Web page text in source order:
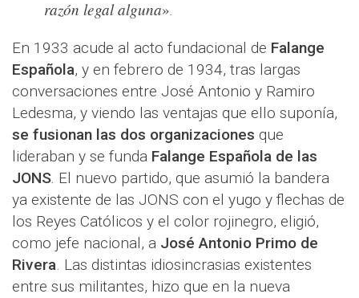
razón legal alguna».
En 1933 acude al acto fundacional de Falange
Española, y en febrero de 1934, tras largas
conversaciones entre José Antonio y Ramiro
Ledesma, y viendo las ventajas que ello suponía,
se fusionan las dos organizaciones que
lideraban y se funda Falange Española de las
JONS. El nuevo partido, que asumió la bandera
ya existente de las JONS con el yugo y flechas de
los Reyes Católicos y el color rojinegro, eligió,
como jefe nacional, a José Antonio Primo de
Rivera. Las distintas idiosincrasias existentes
entre sus militantes, hizo que en la nueva